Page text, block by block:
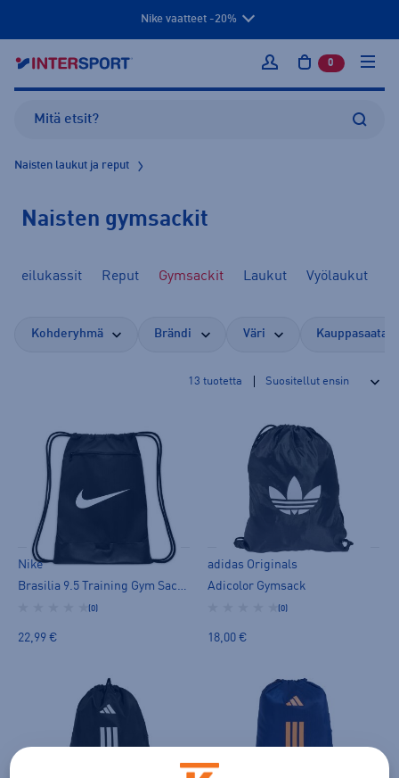
Nike vaatteet -20%
Kirjaudu sisään
0 tuotetta
Naisten laukut ja reput
Naisten gymsackit
Reput Gymsackit Laukut Vyölaukut
Kohderyhmä Brändi Väri
13 tuotetta
Nike
Brasilia 9.5 Training Gym Sack (18L) - naisten gymsack
(0)
22,99 €
adidas Originals
Adicolor Gymsack
(0)
18,00 €